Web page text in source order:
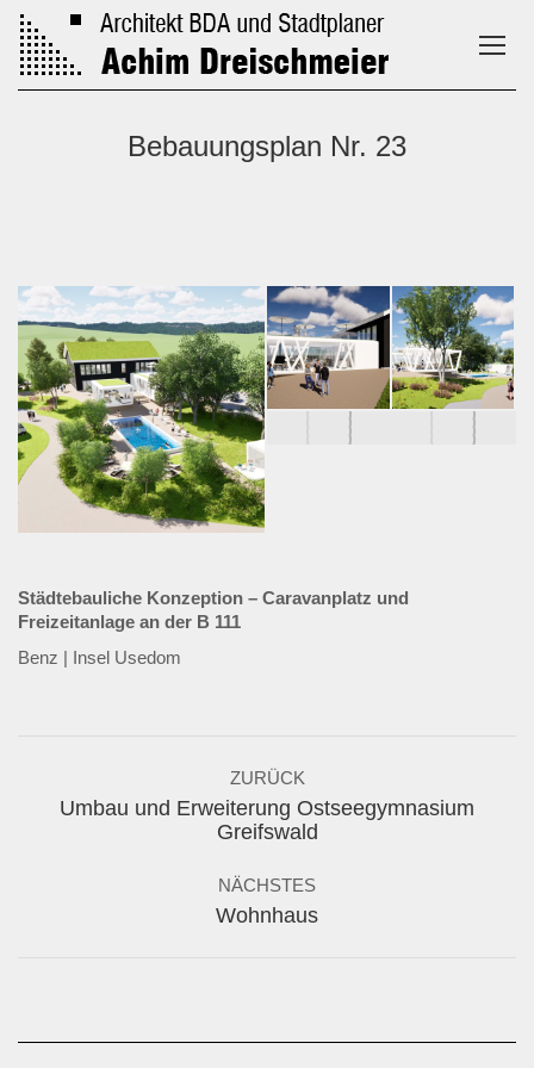
Bebauungsplan Nr. 23
Städtebauliche Konzeption – Caravanplatz und
Freizeitanlage an der B 111
Benz | Insel Usedom
ZURÜCK
Vorheriges
Album:
Umbau und Erweiterung Ostseegymnasium
Greifswald
NÄCHSTES
Nächstes
Wohnhaus